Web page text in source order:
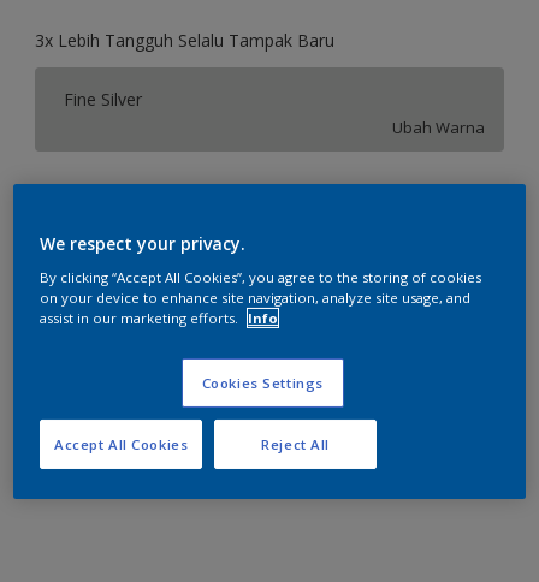
3x Lebih Tangguh Selalu Tampak Baru
Fine Silver
Ubah Warna
Jumlah Kalkulator cat
Tambahkan ke Ruang Kerja
We respect your privacy.
By clicking “Accept All Cookies”, you agree to the storing of cookies
on your device to enhance site navigation, analyze site usage, and
assist in our marketing efforts.
Info
Cookies Settings
Reject All
Accept All Cookies